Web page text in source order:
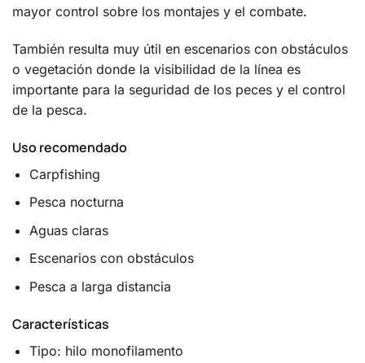
mayor control sobre los montajes y el combate.
También resulta muy útil en escenarios con obstáculos
o vegetación donde la visibilidad de la línea es
importante para la seguridad de los peces y el control
de la pesca.
Uso recomendado
Carpfishing
Pesca nocturna
Aguas claras
Escenarios con obstáculos
Pesca a larga distancia
Características
Tipo: hilo monofilamento